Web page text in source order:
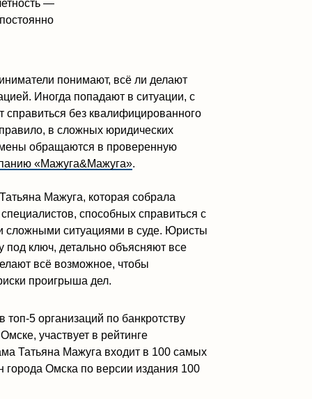
в рейтинге
входит в 100 самых
версии издания 100
будущего
для профессиональной и
юридических
которая собрала
справиться с
в суде. Юристы
объясняют все
чтобы
дел.